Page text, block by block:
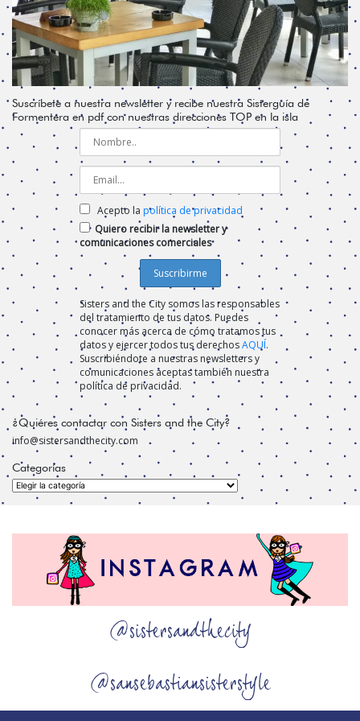
Suscríbete a nuestra newsletter y recibe nuestra Sisterguía de
Formentera en pdf con nuestras direcciones TOP en la isla
Acepto la política de privacidad
Quiero recibir la newsletter y
comunicaciones comerciales
Sisters and the City somos las responsables
del tratamiento de tus datos. Puedes
conocer más acerca de cómo tratamos tus
datos y ejercer todos tus derechosAQUÍ.
Suscribiéndote a nuestras newsletters y
comunicaciones aceptas también nuestra
política de privacidad.
¿Quiéres contactar con Sisters and the City?
info@sistersandthecity.com
Categorías
Categorías
@sistersandthecity
@sansebastiansisterstyle